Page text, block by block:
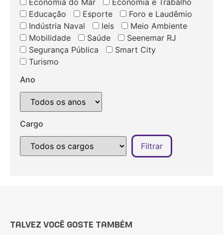
Economia do Mar
Economia e Trabalho
Educação
Esporte
Foro e Laudêmio
Indústria Naval
leis
Meio Ambiente
Mobilidade
Saúde
Seenemar RJ
Segurança Pública
Smart City
Turismo
Ano
Cargo
TALVEZ VOCÊ GOSTE TAMBÉM